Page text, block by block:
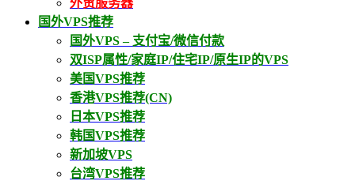
外贸服务器
国外VPS推荐
国外VPS – 支付宝/微信付款
双ISP属性/家庭IP/住宅IP/原生IP的VPS
美国VPS推荐
香港VPS推荐(CN)
日本VPS推荐
韩国VPS推荐
新加坡VPS
台湾VPS推荐